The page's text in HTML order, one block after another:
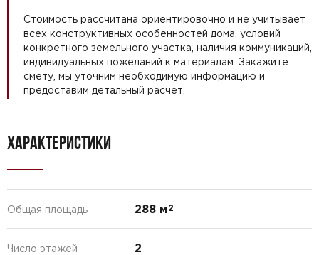
Стоимость рассчитана ориентировочно и не учитывает
всех конструктивных особенностей дома, условий
конкретного земельного участка, наличия коммуникаций,
индивидуальных пожеланий к материалам. Закажите
смету, мы уточним необходимую информацию и
предоставим детальный расчет.
ХАРАКТЕРИСТИКИ
Общая площадь 288 м2
Число этажей 2